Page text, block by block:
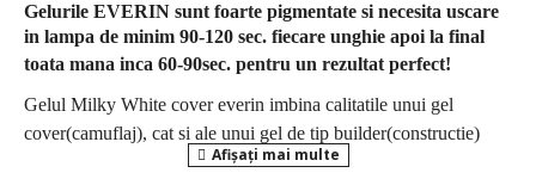
Gelurile EVERIN sunt foarte pigmentate si necesita uscare
in lampa de minim 90-120 sec. fiecare unghie apoi la final
toata mana inca 60-90sec. pentru un rezultat perfect!
Gelul Milky White cover everin imbina calitatile unui gel
cover(camuflaj), cat si ale unui gel de tip builder(constructie)
Gelul Everin il puteti folosi pentru toate tipurile de apex: negativ,